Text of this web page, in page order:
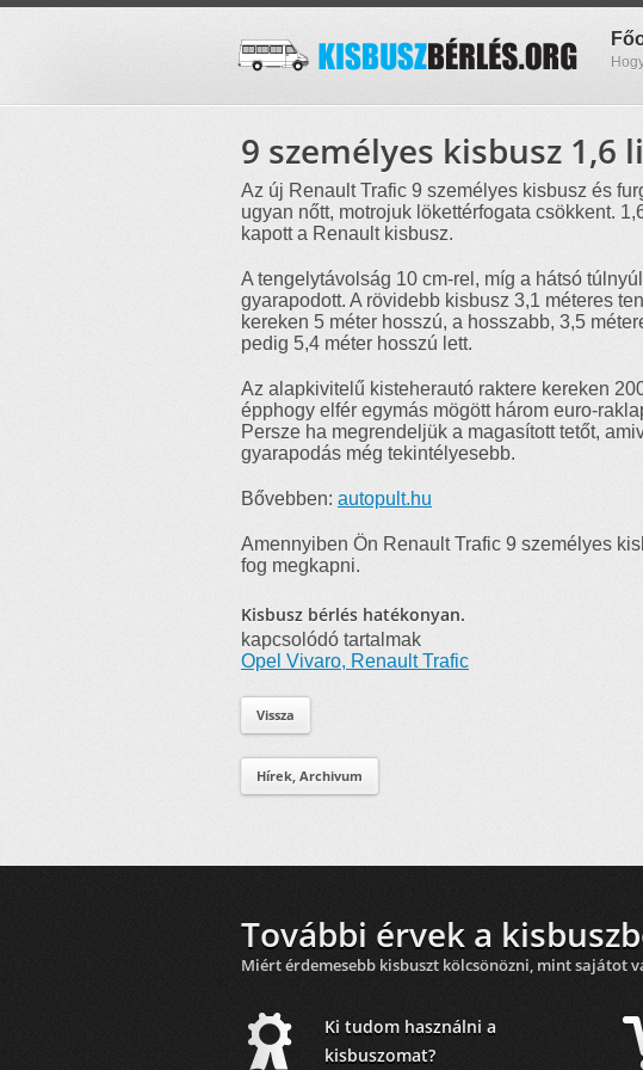
9 személyes kisbusz 1,6
Az új Renault Trafic 9 személyes kisbusz és
ugyan nőtt, motrojuk lökettérfogata csökkent.
kapott a Renault kisbusz.
A tengelytávolság 10 cm-rel, míg a hátsó
gyarapodott. A rövidebb kisbusz 3,1 méteres
kereken 5 méter hosszú, a hosszabb, 3,5
pedig 5,4 méter hosszú lett.
Az alapkivitelű kisteherautó raktere kereken
épphogy elfér egymás mögött három euro-
Persze ha megrendeljük a magasított tetőt,
gyarapodás még tekintélyesebb.
Bővebben: autopult.hu
Amennyiben Ön Renault Trafic 9 személyes
fog megkapni.
Kisbusz bérlés hatékonyan.
kapcsolódó tartalmak
Opel Vivaro, Renault Trafic
Vissza
Hírek, Archivum
További érvek a
Miért érdemesebb kisbuszt kölcsönözni, mint sajátot
Ki tudom használni a
kisbuszomat?